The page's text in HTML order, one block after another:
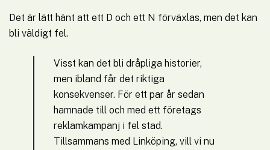
Det är lätt hänt att ett D och ett N förväxlas, men det kan
bli väldigt fel.
Visst kan det bli dråpliga historier,
men ibland får det riktiga
konsekvenser. För ett par år sedan
hamnade till och med ett företags
reklamkampanj i fel stad.
Tillsammans med Linköping, vill vi nu